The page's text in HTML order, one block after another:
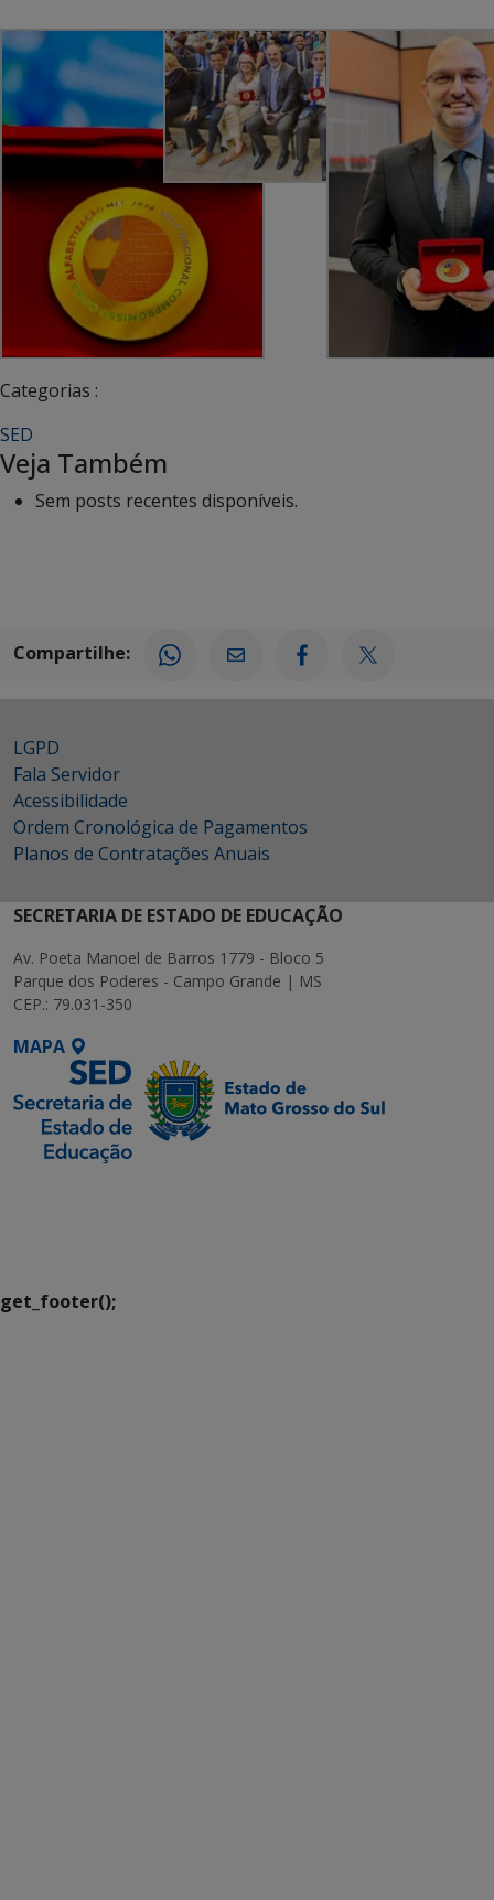
Categorias :
SED
Veja Também
Sem posts recentes disponíveis.
Compartilhe:
LGPD
Fala Servidor
Acessibilidade
Ordem Cronológica de Pagamentos
Planos de Contratações Anuais
SECRETARIA DE ESTADO DE EDUCAÇÃO
Av. Poeta Manoel de Barros 1779 - Bloco 5
Parque dos Poderes - Campo Grande | MS
CEP.: 79.031-350
MAPA
get_footer();